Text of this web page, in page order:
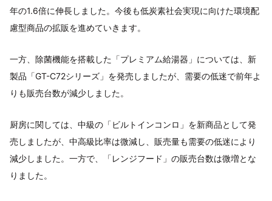
年の1.6倍に伸長しました。今後も低炭素社会実現に向けた環境配
慮型商品の拡販を進めていきます。
一方、除菌機能を搭載した「プレミアム給湯器」については、新
製品「GT-C72シリーズ」を発売しましたが、需要の低迷で前年よ
りも販売台数が減少しました。
厨房に関しては、中級の「ビルトインコンロ」を新商品として発
売しましたが、中高級比率は微減し、販売量も需要の低迷により
減少しました。一方で、「レンジフード」の販売台数は微増とな
りました。